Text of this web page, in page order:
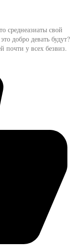
среднеазиаты свой
добро девать будут?
почти у всех безвиз.